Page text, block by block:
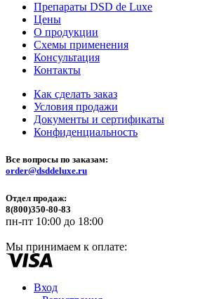
Препараты DSD de Luxe
Цены
О продукции
Схемы применения
Консультация
Контакты
Как сделать заказ
Условия продажи
Документы и сертификаты
Конфиденциальность
Все вопросы по заказам:
order@dsddeluxe.ru
Отдел продаж:
8(800)350-80-83
пн-пт 10:00 до 18:00
Мы принимаем к оплате:
Вход